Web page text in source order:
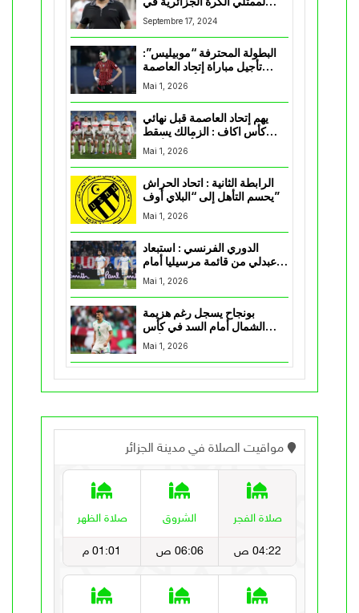
Septembre 17, 2024
البطولة المحترفة “موبيليس”:
تأجيل مباراة إتحاد العاصمة
وأتلتيك بارادو
Mai 1, 2026
يهم إتحاد العاصمة قبل نهائي
كأس اكاف : الزمالك يسقط
Mai 1, 2026
الرابطة الثانية : اتحاد الحراش
يحسم التأهل إلى “البلاي أوف”
Mai 1, 2026
الدوري الفرنسي : استبعاد
عبدلي من قائمة مرسيليا أمام
نانت
Mai 1, 2026
بونجاح يسجل رغم هزيمة
الشمال أمام السد في كأس
الأمير
Mai 1, 2026